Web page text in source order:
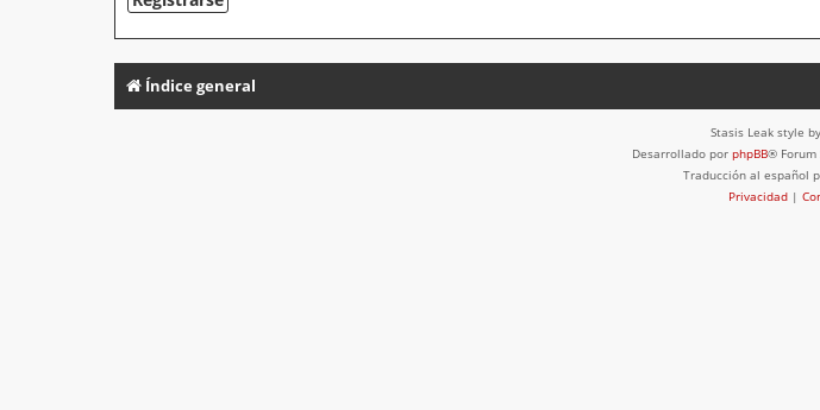
Índice general
Stasis Leak style by
Desarrollado por phpBB® Forum
Traducción al español
Privacidad |